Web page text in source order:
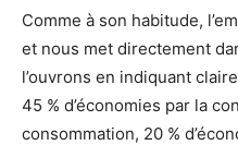
Comme à son habitude,
et nous met directement
l’ouvrons en indiquant
45 % d’économies par la
consommation, 20 %